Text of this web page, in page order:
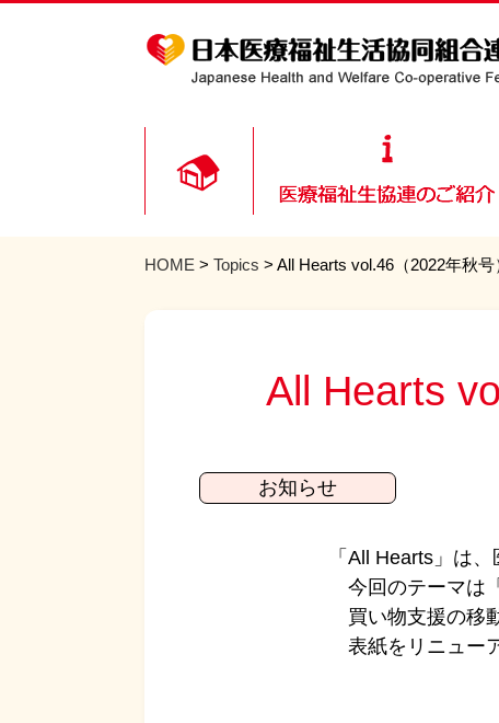
HOME > Topics > All Hearts vol.46（2022年秋号
All Hearts
お知らせ
「All Hearts」は
今回のテーマは
買い物支援の移
表紙をリニュー